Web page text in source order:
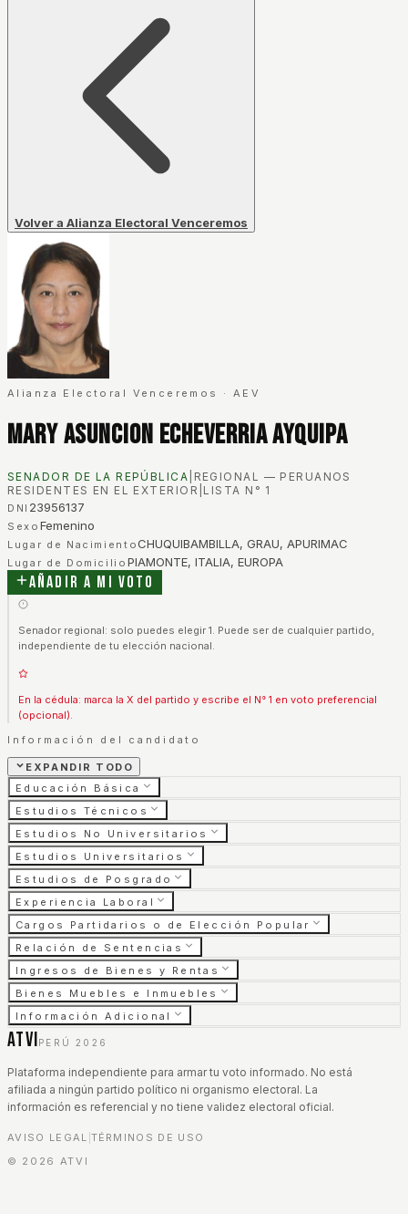
Volver a Alianza Electoral Venceremos
Alianza Electoral Venceremos ·AEV
Mary Asuncion Echeverria Ayquipa
SENADOR DE LA REPÚBLICA REGIONAL — PERUANOS
RESIDENTES EN EL EXTERIOR LISTA N° 1
DNI 23956137
Sexo Femenino
Lugar de NacimientoCHUQUIBAMBILLA, GRAU, APURIMAC
Lugar de Domicilio PIAMONTE, ITALIA, EUROPA
Añadir a mi voto
Senador regional: solo puedes elegir 1. Puede ser de cualquier partido,
independiente de tu elección nacional.
En la cédula: marca la X del partido y escribe el N° 1 en voto preferencial
(opcional).
Información del candidato
EXPANDIR TODO
Educación Básica
Estudios Técnicos
Estudios No Universitarios
Estudios Universitarios
Estudios de Posgrado
Experiencia Laboral
Cargos Partidarios o de Elección Popular
Relación de Sentencias
Ingresos de Bienes y Rentas
Bienes Muebles e Inmuebles
Información Adicional
ATVI PERÚ 2026
Plataforma independiente para armar tu voto informado. No está
afiliada a ningún partido político ni organismo electoral. La
información es referencial y no tiene validez electoral oficial.
AVISO LEGAL TÉRMINOS DE USO
© 2026 ATVI